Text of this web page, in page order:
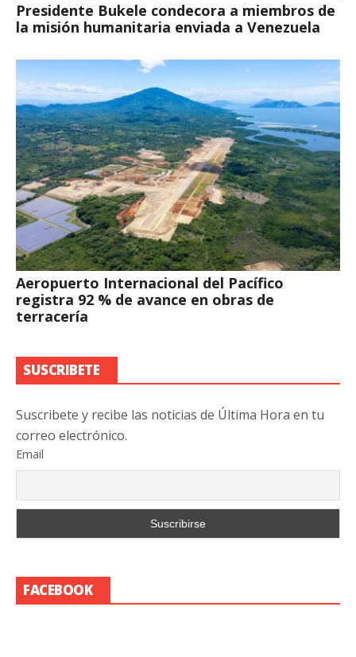
Presidente Bukele condecora a miembros de
la misión humanitaria enviada a Venezuela
Aeropuerto Internacional del Pacífico
registra 92 % de avance en obras de
terracería
SUSCRIBETE
Suscribete y recibe las noticias de Última Hora en tu
correo electrónico.
Email
FACEBOOK